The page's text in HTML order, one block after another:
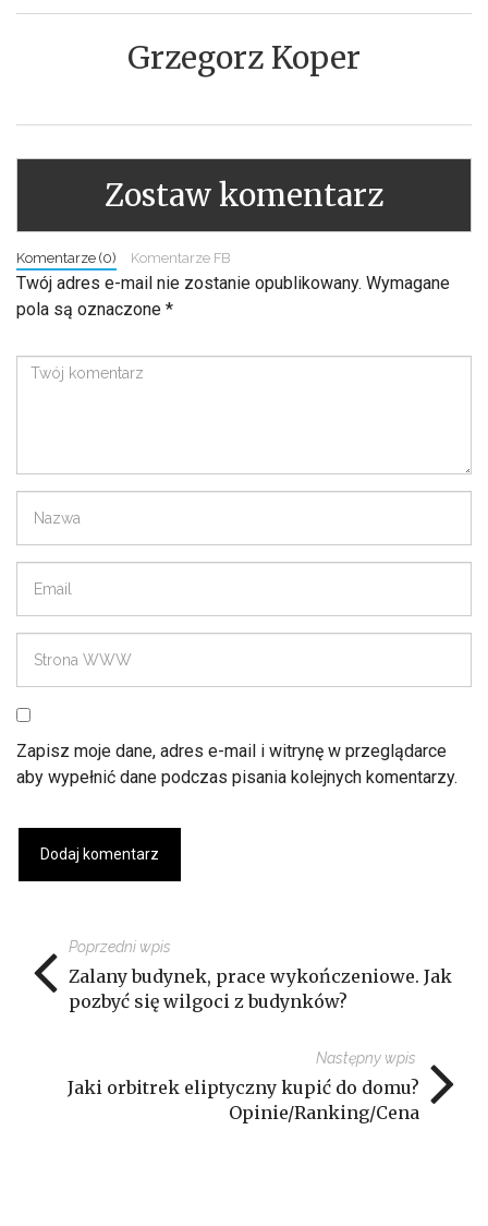
Grzegorz Koper
Zostaw komentarz
Komentarze (0) Komentarze FB
Twój adres e-mail nie zostanie opublikowany. Wymagane
pola są oznaczone *
Zapisz moje dane, adres e-mail i witrynę w przeglądarce
aby wypełnić dane podczas pisania kolejnych komentarzy.
Poprzedni wpis
Zalany budynek, prace wykończeniowe. Jak
pozbyć się wilgoci z budynków?
Następny wpis
Jaki orbitrek eliptyczny kupić do domu?
Opinie/Ranking/Cena